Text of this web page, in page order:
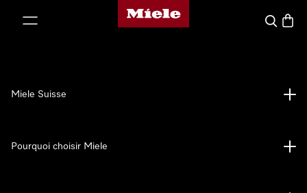
Page d'accueil de Miele
Search
Miele Suisse
Pourquoi choisir Miele